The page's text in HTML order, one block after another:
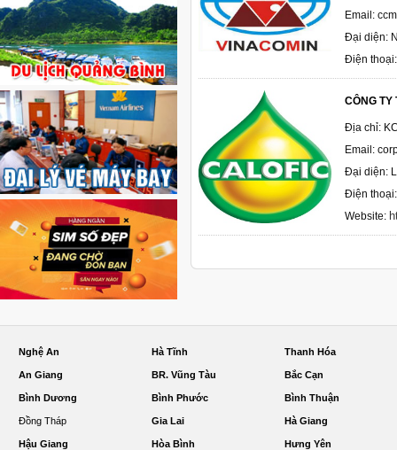
Email:
Đại diện:
Điện
CÔNG TY
Địa chỉ:
Email:
Đại diện:
Điện
Website:
Nghệ An Hà Tĩnh Thanh Hóa
An Giang BR. Vũng Tàu Bắc Cạn
Bình Dương Bình Phước Bình Thuận
Đồng Tháp Gia Lai Hà Giang
Hậu Giang Hòa Bình Hưng Yên